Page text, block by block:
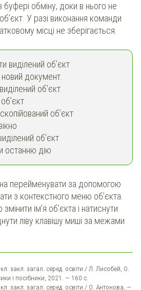
буфері обміну, доки в нього не
У разі виконання команди
місці не зберігається.
виділений об’єкт
документ.
об’єкт
об’єкт
об’єкт
останню дію
перейменувати за допомогою
з контекстного меню об’єкта.
ім’я об’єкта і натиснути
ліву клавішу миші за межами
закл. загал. серед. освіти / Л. Лисобей, О.
і посібники, 2021. — 160 с.
закл. загал. серед. освіти / О. Антонова, —